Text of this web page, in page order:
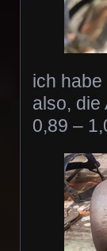
ich
also,
0,89 –